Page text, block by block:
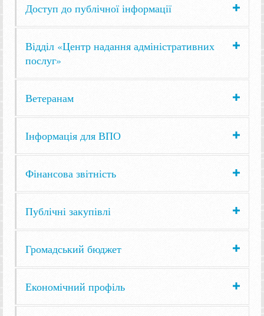
Доступ до публічної інформації
Відділ «Центр надання адміністративних
послуг»
Ветеранам
Інформація для ВПО
Фінансова звітність
Публічні закупівлі
Громадський бюджет
Економічний профіль